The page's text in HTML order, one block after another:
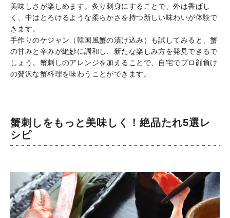
美味しさが楽しめます。炙り刺身にすることで、外は香ばし
く、中はとろけるような柔らかさを持つ新しい味わいが体験で
きます。
手作りのケジャン（韓国風蟹の漬け込み）も試してみると、蟹
の甘みと辛みが絶妙に調和し、新たな楽しみ方を発見できるで
しょう。蟹刺しのアレンジを加えることで、自宅でプロ顔負け
の贅沢な蟹料理を味わうことができます。
蟹刺しをもっと美味しく！絶品たれ5選レ
シピ